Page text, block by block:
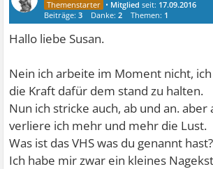
• Mitglied seit: 17.09.2016
Beiträge:3 Danke:2 Themen: 1
Hallo liebe Susan.
Nein ich arbeite im Moment nicht,
die Kraft dafür dem stand zu halten.
Nun ich stricke auch, ab und an. aber
verliere ich mehr und mehr die Lust.
Was ist das VHS was du genannt hast?
Ich habe mir zwar ein kleines